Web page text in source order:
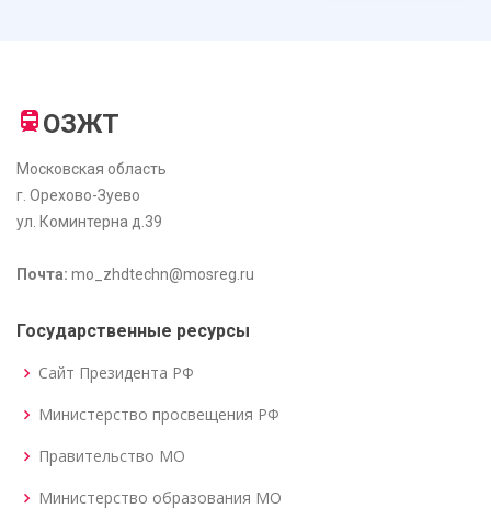
ОЗЖТ
Московская область
г. Орехово-Зуево
ул. Коминтерна д.39
Почта: mo_zhdtechn@mosreg.ru
Государственные ресурсы
Сайт Президента РФ
Министерство просвещения РФ
Правительство МО
Министерство образования МО